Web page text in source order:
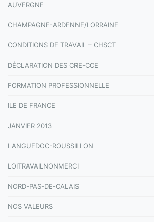
AUVERGNE
CHAMPAGNE-ARDENNE/LORRAINE
CONDITIONS DE TRAVAIL – CHSCT
DÉCLARATION DES CRE-CCE
FORMATION PROFESSIONNELLE
ILE DE FRANCE
JANVIER 2013
LANGUEDOC-ROUSSILLON
LOITRAVAILNONMERCI
NORD-PAS-DE-CALAIS
NOS VALEURS